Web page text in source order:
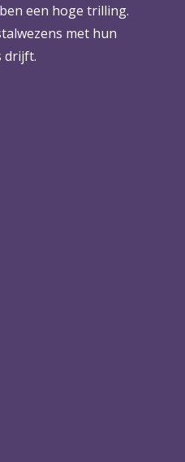
een hoge trilling.
met hun
drijft.